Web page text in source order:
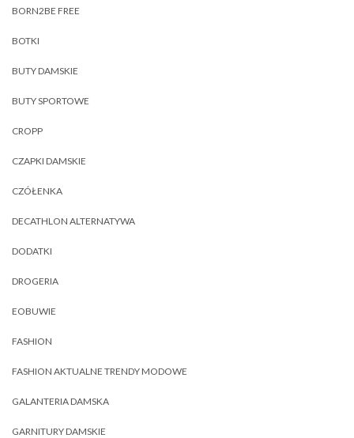
BORN2BE FREE
BOTKI
BUTY DAMSKIE
BUTY SPORTOWE
CROPP
CZAPKI DAMSKIE
CZÓŁENKA
DECATHLON ALTERNATYWA
DODATKI
DROGERIA
EOBUWIE
FASHION
FASHION AKTUALNE TRENDY MODOWE
GALANTERIA DAMSKA
GARNITURY DAMSKIE